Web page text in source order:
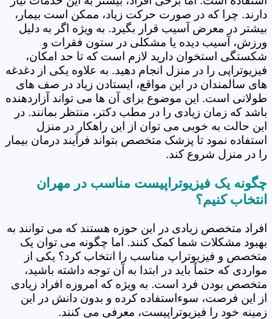
دارند. چرا که در صورت حرکت زیاد، ممکن است بیمار،
بیشتر در معرض آسیب قرار بگیرد. به ویژه اگر به دلیل
ورزش، آسیب دیده یا مشکلی در ستون فقرات و
شکستگی استخوان دارید لازم است که تا حد امکان،
فیزیوتراپی را در منزل انجام دهید. به علاوه یکی از دغدغه
های سالمندان در این مواقع، ایستادن زیاد در صف های
طولانی است. این موضوع برای آن ها می تواند آزاردهنده
باشد که زمان زیادی را در مطب دکتر، منتظر بمانند. در
این حالت به خوبی می توان از این راهکار در منزل
استفاده نمود تا پزشک متخصص بتواند فرآیند درمان بیمار
را در منزل شروع کند.
چگونه یک فیزیوتراپیست مناسب در مهران
انتخاب کنیم؟
افراد متخصص زیادی در این حوزه هستند که می توانند به
بهبود مشکلات شما کمک کنند. اما چگونه می توان یک
متخصص و فیزیوتراپ مناسب را انتخاب کرد؟ یکی از
مواردی که حتماً باید در ابتدا به آن توجه داشته باشید،
متخصص بودن فرد است. به ویژه که امروزه افراد زیادی
از این فرصت، سوءاستفاده کرده و بدون دانش در این
زمینه خود را فیزیوتراپیست، معرفی می کنند.